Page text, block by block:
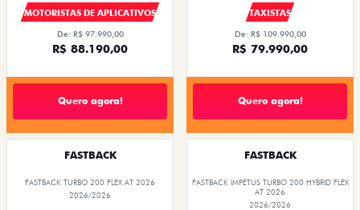
MOTORISTAS DE APLICATIVOS
De: R$ 97.990,00
R$ 88.190,00
Quero agora!
TAXISTAS
De: R$ 109.990,00
R$ 79.990,00
Quero agora!
FASTBACK
FASTBACK TURBO 200 FLEX AT 2026
2026/2026
FASTBACK
FASTBACK IMPETUS TURBO 200 HYBRID FLEX
AT 2026
2026/2026